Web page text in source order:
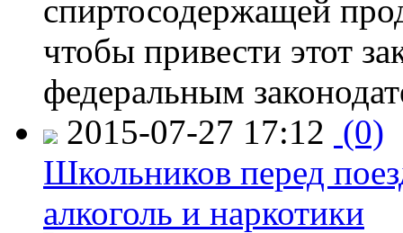
спиртосодержащей
чтобы привести этот
федеральным
2015-07-27 17:12 (0)
Школьников перед
алкоголь и наркотики